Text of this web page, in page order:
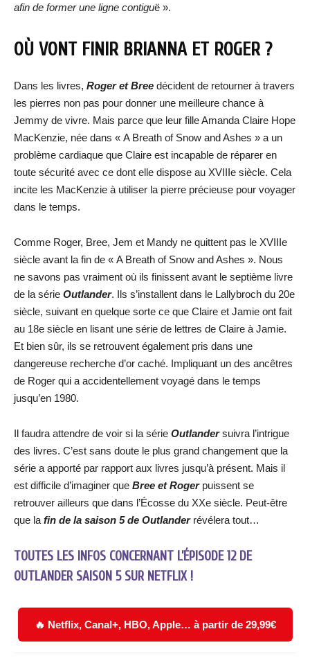
afin de former une ligne contiguë ».
OÙ VONT FINIR BRIANNA ET ROGER ?
Dans les livres, Roger et Bree décident de retourner à travers
les pierres non pas pour donner une meilleure chance à
Jemmy de vivre. Mais parce que leur fille Amanda Claire Hope
MacKenzie, née dans « A Breath of Snow and Ashes » a un
problème cardiaque que Claire est incapable de réparer en
toute sécurité avec ce dont elle dispose au XVIIIe siècle. Cela
incite les MacKenzie à utiliser la pierre précieuse pour voyager
dans le temps.
Comme Roger, Bree, Jem et Mandy ne quittent pas le XVIIIe
siècle avant la fin de « A Breath of Snow and Ashes ». Nous
ne savons pas vraiment où ils finissent avant le septième livre
de la série Outlander. Ils s’installent dans le Lallybroch du 20e
siècle, suivant en quelque sorte ce que Claire et Jamie ont fait
au 18e siècle en lisant une série de lettres de Claire à Jamie.
Et bien sûr, ils se retrouvent également pris dans une
dangereuse recherche d’or caché. Impliquant un des ancêtres
de Roger qui a accidentellement voyagé dans le temps
jusqu’en 1980.
Il faudra attendre de voir si la série Outlandersuivra l’intrigue
des livres. C’est sans doute le plus grand changement que la
série a apporté par rapport aux livres jusqu’à présent. Mais il
est difficile d’imaginer que Bree et Rogerpuissent se
retrouver ailleurs que dans l’Écosse du XXe siècle. Peut-être
que la fin de la saison 5 de Outlander révélera tout…
TOUTES LES INFOS CONCERNANT L’ÉPISODE 12 DE
OUTLANDER SAISON 5 SUR NETFLIX !
🔥 Netflix, Canal+, HBO, Apple… à partir de 29,99€